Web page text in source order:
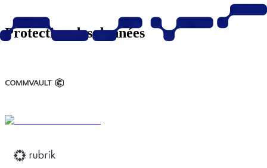
Protection des données